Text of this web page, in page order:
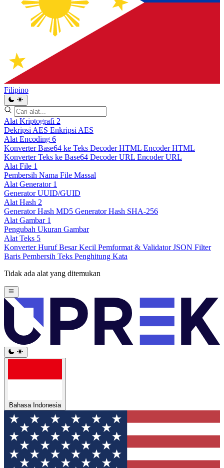
Filipino
Alat Kriptografi 2
Dekripsi AES Enkripsi AES
Alat Encoding 6
Konverter Base64 ke Teks Decoder HTML Encoder HTML
Konverter Teks ke Base64 Decoder URL Encoder URL
Alat File 1
Pembersih Nama File Massal
Alat Generator 1
Generator UUID/GUID
Alat Hash 2
Generator Hash MD5 Generator Hash SHA-256
Alat Gambar 1
Pengubah Ukuran Gambar
Alat Teks 5
Konverter Huruf Besar Kecil Pemformat & Validator JSON Filter
Baris Pembersih Teks Penghitung Kata
Tidak ada alat yang ditemukan
Bahasa Indonesia